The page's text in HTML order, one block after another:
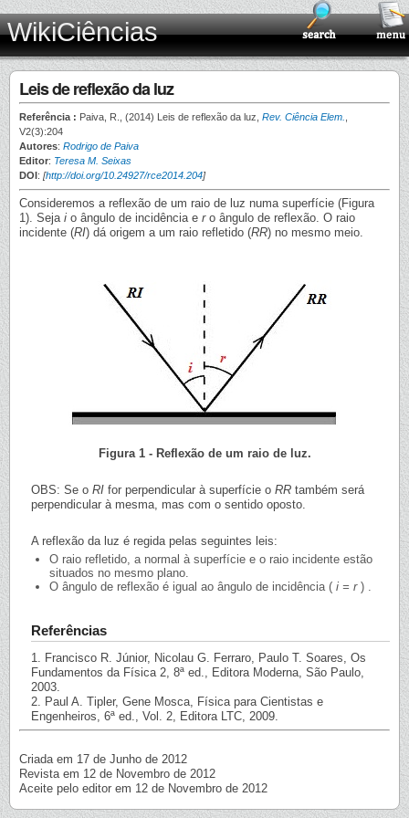
WikiCiências
Leis de reflexão da luz
Referência : Paiva, R., (2014) Leis de reflexão da luz, Rev. Ciência Elem.
V2(3):204
Autores: Rodrigo de Paiva
Editor: Teresa M. Seixas
DOI: [http://doi.org/10.24927/rce2014.204]
Consideremos a reflexão de um raio de luz numa superfície (Figura
1). Seja i o ângulo de incidência e ro ângulo de reflexão. O raio
incidente (RI) dá origem a um raio refletido (RR) no mesmo meio.
Figura 1 - Reflexão de um raio de luz.
OBS: Se o RI for perpendicular à superfície o RR também será
perpendicular à mesma, mas com o sentido oposto.
A reflexão da luz é regida pelas seguintes leis:
O raio refletido, a normal à superfície e o raio incidente estão
situados no mesmo plano.
O ângulo de reflexão é igual ao ângulo de incidência ( i = r) .
Referências
1. Francisco R. Júnior, Nicolau G. Ferraro, Paulo T. Soares, Os
Fundamentos da Física 2, 8ª ed., Editora Moderna, São Paulo,
2003.
2. Paul A. Tipler, Gene Mosca, Física para Cientistas e
Engenheiros, 6ª ed., Vol. 2, Editora LTC, 2009.
Criada em 17 de Junho de 2012
Revista em 12 de Novembro de 2012
Aceite pelo editor em 12 de Novembro de 2012